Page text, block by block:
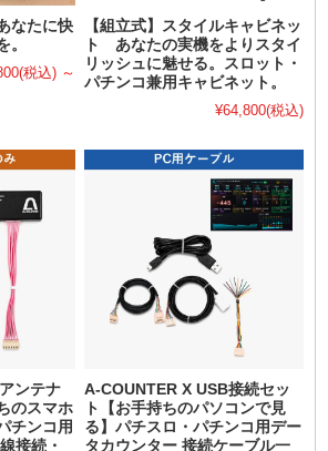
なたに快
。
(税込) ～
【組立式】スタイルキャビネッ
ト あなたの実機をよりスタイ
リッシュに魅せる。スロット・
パチンコ兼用キャビネット。
¥64,800(税込)
ンテナ
のスマホ
チンコ用
接続・
A-COUNTER X USB接続セッ
ト【お手持ちのパソコンで見
る】パチスロ・パチンコ用デー
タカウンター 接続ケーブル一